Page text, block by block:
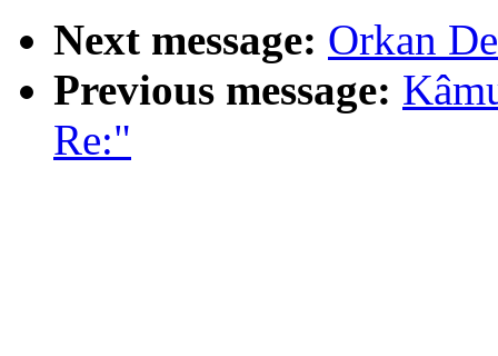
Next message: Orkan
Previous message:
Re:"